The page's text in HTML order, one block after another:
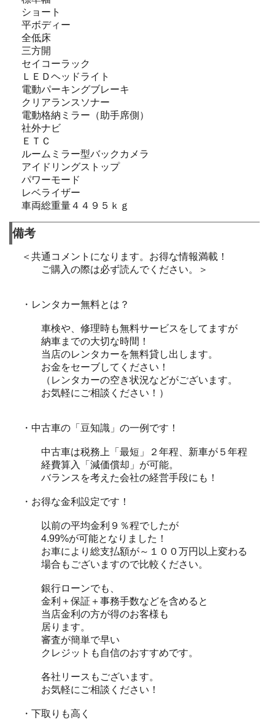
ショート
平ボディー
全低床
三方開
セイコーラック
ＬＥＤヘッドライト
電動パーキングブレーキ
クリアランスソナー
電動格納ミラー（助手席側）
社外ナビ
ＥＴＣ
ルームミラー型バックカメラ
アイドリングストップ
パワーモード
レベライザー
車両総重量４４９５ｋｇ
備考
＜共通コメントになります。お得な情報満載！
ご購入の際は必ず読んでください。＞
・レンタカー無料とは？
車検や、修理時も無料サービスをしてますが
納車までの大切な時間！
当店のレンタカーを無料貸し出します。
お金をセーブしてください！
（レンタカーの空き状況などがございます。
お気軽にご相談ください！）
・中古車の「豆知識」の一例です！
中古車は税務上「最短」２年程、新車が５年程
経費算入「減価償却」が可能。
バランスを考えた会社の経営手段にも！
・お得な金利設定です！
以前の平均金利９％程でしたが
4.99%が可能となりました！
お車により総支払額が～１００万円以上変わる
場合もございますので比較ください。
銀行ローンでも、
金利＋保証＋事務手数などを含めると
当店金利の方が得のお客様も
居ります。
審査が簡単で早い
クレジットも自信のおすすめです。
各社リースもございます。
お気軽にご相談ください！
・下取りも高く